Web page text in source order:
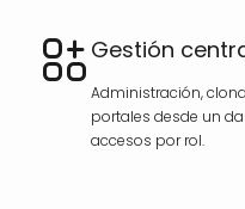
Gestión
Administración,
portales desde un
accesos por rol.